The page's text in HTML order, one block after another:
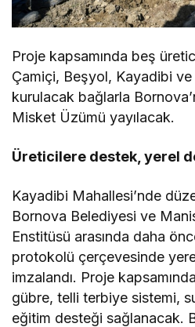
Proje kapsamında beş
Çamiçi, Beşyol, Kayadibi
kurulacak bağlarla
Misket Üzümü yayılacak.
Üreticilere destek, yerel
Kayadibi Mahallesi’nde
Bornova Belediyesi ve
Enstitüsü arasında daha
protokolü çerçevesinde
imzalandı. Proje
gübre, telli terbiye sistemi,
eğitim desteği sağlanacak.